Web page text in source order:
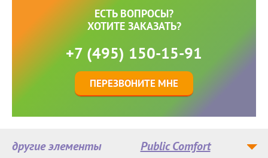
ЕСТЬ ВОПРОСЫ?
ХОТИТЕ ЗАКАЗАТЬ?
+7 (495) 150-15-91
ПЕРЕЗВОНИТЕ МНЕ
другие элементы Public Comfort